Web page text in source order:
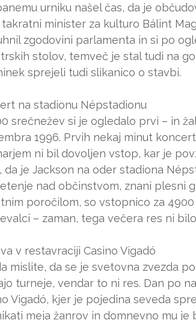
urniku našel čas, da je
minister za kulturo Bálint
zgodovini parlamenta in si po
stolov, temveč je stal tudi na
sprejeli tudi slikanico o stavbi.
na stadionu Népstadionu
srečnežev si je ogledalo prvi – in
1996. Prvih nekaj minut
ni bil dovoljen vstop, kar je
da je Jackson na oder stadiona
nad občinstvom, znani plesni
poročilom, so vstopnico za
– zaman, tega večera res ni
v restavraciji Casino Vigadó
mislite, da se je svetovna zvezda
turneje, vendar to ni res. Dan po
Vigadó, kjer je pojedina seveda
meja žanrov in domnevno mu je